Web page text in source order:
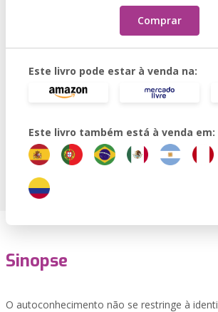
Comprar
Este livro pode estar à venda na:
Este livro também está à venda em:
Sinopse
O autoconhecimento não se restringe à